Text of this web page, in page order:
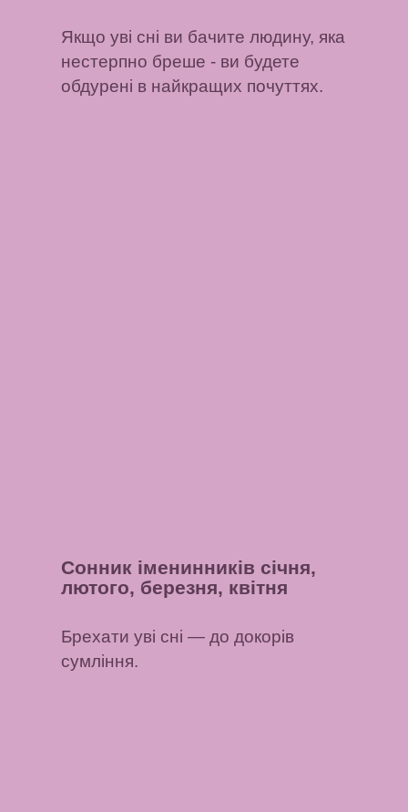
Якщо уві сні ви бачите людину, яка
нестерпно бреше - ви будете
обдурені в найкращих почуттях.
Сонник іменинників січня,
лютого, березня, квітня
Брехати уві сні — до докорів
сумління.